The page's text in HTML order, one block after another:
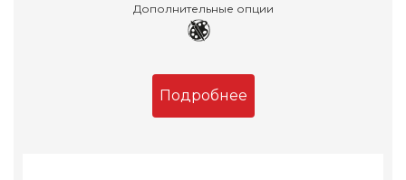
Дополнительные опции
Подробнее